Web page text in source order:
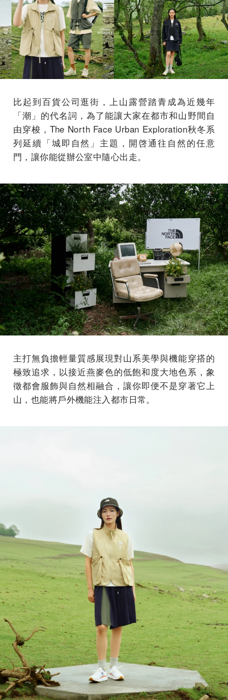
比起到百貨公司逛街，上山露營踏青成為近幾年
「潮」的代名詞，為了能讓大家在都市和山野間自
由穿梭，The North Face Urban Exploration秋冬系
列延續「城即自然」主題，開啓通往自然的任意
門，讓你能從辦公室中隨心出走。
主打無負擔輕量質感展現對山系美學與機能穿搭的
極致追求，以接近燕麥色的低飽和度大地色系，象
徵都會服飾與自然相融合，讓你即便不是穿著它上
山，也能將戶外機能注入都市日常。